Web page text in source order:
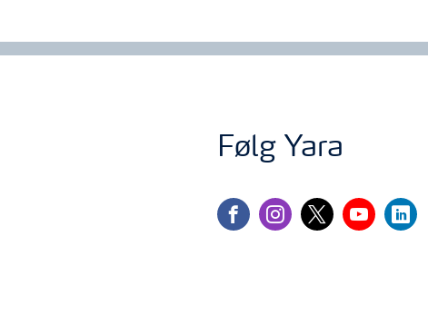
Følg Yara
facebookinstagram
twitteryoutubelinkedin